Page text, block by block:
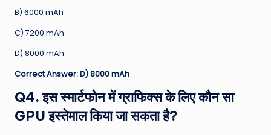
B) 6000 mAh
C) 7200 mAh
D) 8000 mAh
Correct Answer: D) 8000 mAh
Q4. इस स्मार्टफोन में ग्राफिक्स के लिए कौन सा
GPU इस्तेमाल किया जा सकता है?